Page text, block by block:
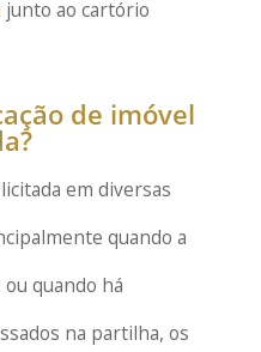
junto ao cartório
de imóvel
em diversas
quando a
quando há
na partilha, os